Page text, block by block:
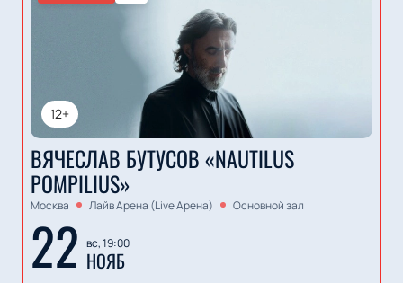
12+
ВЯЧЕСЛАВ БУТУСОВ «NAUTILUS
POMPILIUS»
Москва Лайв Арена (Live Арена) Основной зал
22 вс, 19:00
НОЯБ